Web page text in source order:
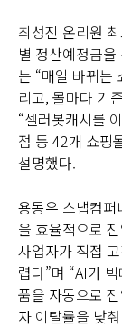
최성진 온리원
별 정산예정금
는 “매일 바뀌는
리고, 몰마다 기
“셀러봇캐시를
점 등 42개 쇼핑
설명했다.
용동우 스냅컴퍼
을 효율적으로
사업자가 직접
렵다”며 “AI가
품을 자동으로
자 이탈률을 낮